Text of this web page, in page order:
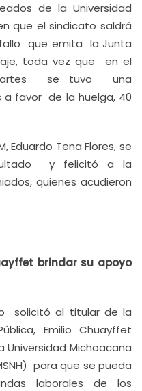
de la Universidad
que el sindicato saldrá
que emita la Junta
toda vez que en el
se tuvo una
favor de la huelga, 40
Eduardo Tena Flores, se
y felicitó a la
quienes acudieron
brindar su apoyo
solicitó al titular de la
Emilio Chuayffet
Michoacana
para que se pueda
laborales de los